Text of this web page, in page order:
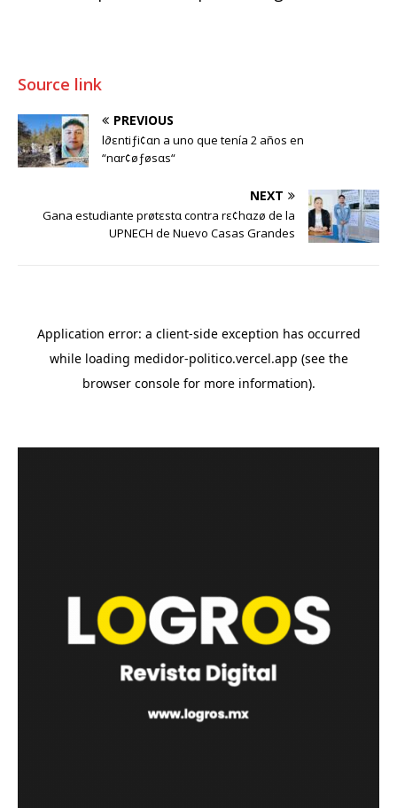
Source link
PREVIOUS
l∂εntiƒi¢αn a uno que tenía 2 años en
“nαr¢øƒøsαs“
NEXT
Gana estudiante prøtεstα contra rε¢hαzø de la
UPNECH de Nuevo Casas Grandes